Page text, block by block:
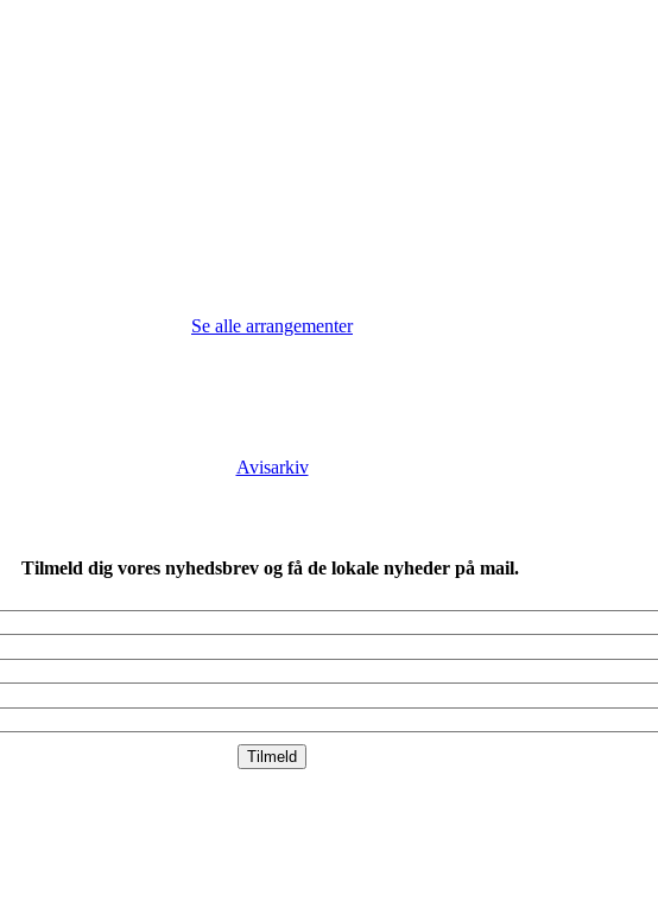
Se alle arrangementer
Avisarkiv
Tilmeld dig vores nyhedsbrev og få de lokale nyheder på mail.